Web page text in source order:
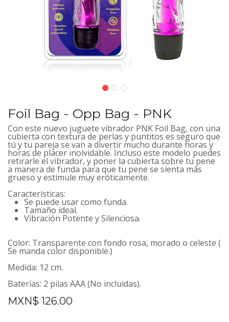
Foil Bag - Opp Bag - PNK
Con este nuevo juguete vibrador PNK Foil Bag, con una
cubierta con textura de perlas y puntitos es seguro que
tú y tu pareja se van a divertir mucho durante horas y
horas de placer inolvidable. Incluso este modelo puedes
retirarle el vibrador, y poner la cubierta sobre tu pene
a manera de funda para que tu pene se sienta más
grueso y estimule muy eróticamente.
Características:
Se puede usar como funda.
Tamaño ideal.
Vibración Potente y Silenciosa.
Color: Transparente con fondo rosa, morado o celeste (
Se manda color disponible.)
Medida: 12 cm.
Baterías: 2 pilas AAA (No incluidas).
MXN$ 126.00